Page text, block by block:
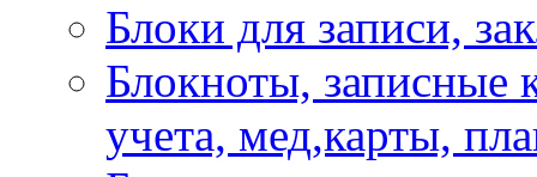
Блоки для записи,
Блокноты, записные
учета, мед,карты,